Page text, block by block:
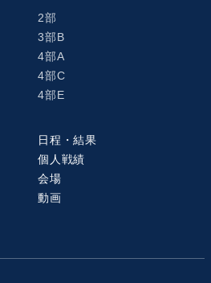
2部
3部B
4部A
4部C
4部E
日程・結果
個人戦績
会場
動画